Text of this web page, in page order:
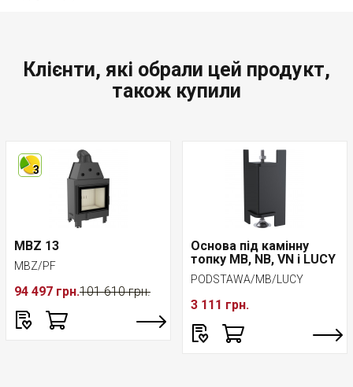
Клієнти, які обрали цей продукт,
також купили
3
MBZ 13
MBZ/PF
94 497 грн.101 610 грн.
Основа під камінну
топку MB, NB, VN і LUCY
PODSTAWA/MB/LUCY
3 111 грн.